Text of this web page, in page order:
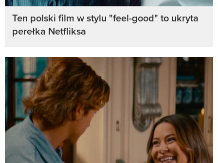
Ten polski film w stylu "feel-good" to ukryta
perełka Netfliksa